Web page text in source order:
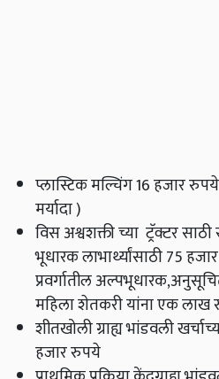
प्लास्टिक मल्चिंग 16 हजार
मर्यादा )
विस अश्वशक्ती च्या ट्रॅक्टर साठी
भूधारक लाभार्थ्यांसाठी 75
प्रवर्गातील
महिला शेतकरी यांना एक लाख
शीतखोली ग्राह्य भांडवली
हजार रुपये